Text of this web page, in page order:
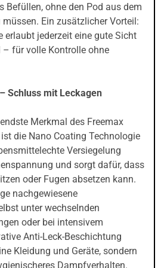
Befüllen, ohne den Pod aus dem
müssen. Ein zusätzlicher Vorteil:
erlaubt jederzeit eine gute Sicht
für volle Kontrolle ohne
Schluss mit Leckagen
Merkmal des Freemax
die Nano Coating Technologie
Versiegelung
und sorgt dafür, dass
oder Fugen absetzen kann.
nachgewiesene
unter wechselnden
oder bei intensivem
Anti-Leck-Beschichtung
Kleidung und Geräte, sondern
Dampfverhalten.